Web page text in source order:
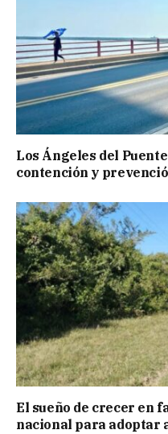
Los Ángeles del
contención y
El sueño de crecer en
nacional para adoptar